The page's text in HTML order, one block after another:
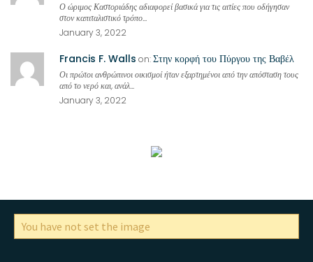
Ο ώριμος Καστοριάδης αδιαφορεί βασικά για τις αιτίες που οδήγησαν
στον καπιταλιστικό τρόπο...
January 3, 2022
Francis F. Walls on:Στην κορφή του Πύργου της Βαβέλ
Οι πρώτοι ανθρώπινοι οικισμοί ήταν εξαρτημένοι από την απόσταση τους
από το νερό και, ανάλ...
January 3, 2022
You have not set the image